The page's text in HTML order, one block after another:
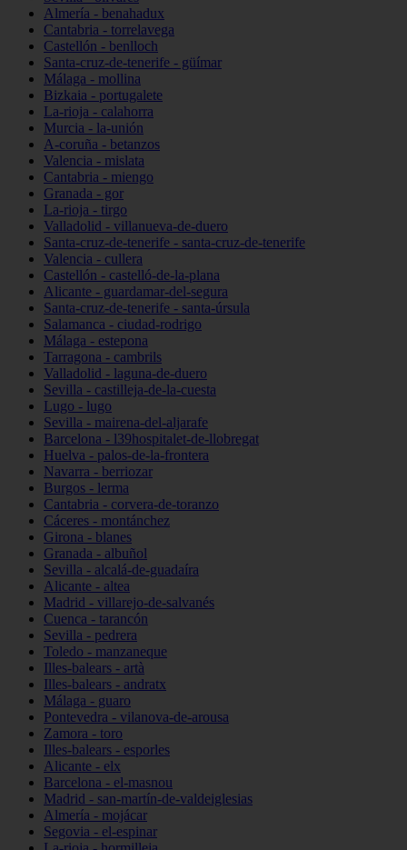
Almería - benahadux
Cantabria - torrelavega
Castellón - benlloch
Santa-cruz-de-tenerife - güímar
Málaga - mollina
Bizkaia - portugalete
La-rioja - calahorra
Murcia - la-unión
A-coruña - betanzos
Valencia - mislata
Cantabria - miengo
Granada - gor
La-rioja - tirgo
Valladolid - villanueva-de-duero
Santa-cruz-de-tenerife - santa-cruz-de-tenerife
Valencia - cullera
Castellón - castelló-de-la-plana
Alicante - guardamar-del-segura
Santa-cruz-de-tenerife - santa-úrsula
Salamanca - ciudad-rodrigo
Málaga - estepona
Tarragona - cambrils
Valladolid - laguna-de-duero
Sevilla - castilleja-de-la-cuesta
Lugo - lugo
Sevilla - mairena-del-aljarafe
Barcelona - l39hospitalet-de-llobregat
Huelva - palos-de-la-frontera
Navarra - berriozar
Burgos - lerma
Cantabria - corvera-de-toranzo
Cáceres - montánchez
Girona - blanes
Granada - albuñol
Sevilla - alcalá-de-guadaíra
Alicante - altea
Madrid - villarejo-de-salvanés
Cuenca - tarancón
Sevilla - pedrera
Toledo - manzaneque
Illes-balears - artà
Illes-balears - andratx
Málaga - guaro
Pontevedra - vilanova-de-arousa
Zamora - toro
Illes-balears - esporles
Alicante - elx
Barcelona - el-masnou
Madrid - san-martín-de-valdeiglesias
Almería - mojácar
Segovia - el-espinar